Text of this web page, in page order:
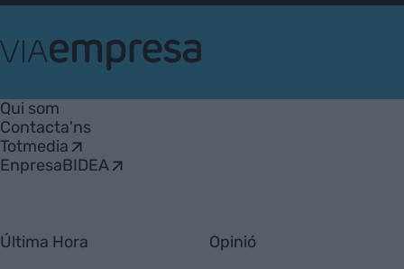
Empresa
Qui som
Contacta'ns
Totmedia
EnpresaBIDEA
Última Hora Opinió